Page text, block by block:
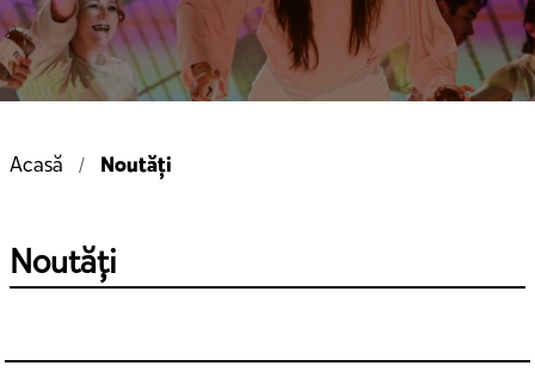
Acasă Noutăți
Noutăți